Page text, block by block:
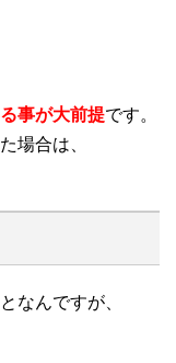
事が大前提です。
場合は、
なんですが、